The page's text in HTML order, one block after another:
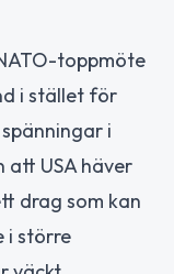
toppmöte
i stället för
i
att USA häver
drag som kan
i större